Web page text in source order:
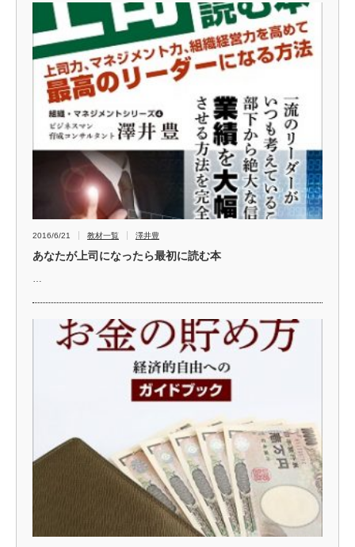
2016/6/21 教材一覧 澤井豊
あなたが上司になったら最初に読む本
…